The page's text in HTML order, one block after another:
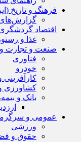
فرهنگ و تاریخ
اقتصاد
غذا و
صنعت و تجارت
فناوری
خودرو
کارآفرینی
کشاورزی
بانک و
عمومی و
ورزشی
حقوق و